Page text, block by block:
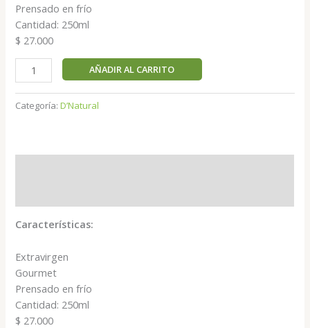
Prensado en frío
Cantidad: 250ml
$ 27.000
AÑADIR AL CARRITO
Categoría:D’Natural
Características:
Extravirgen
Gourmet
Prensado en frío
Cantidad: 250ml
$ 27.000